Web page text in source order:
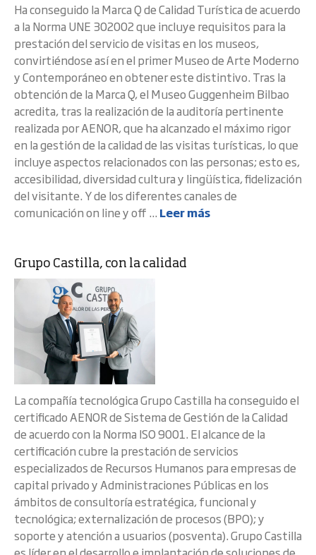
Ha conseguido la Marca Q de Calidad Turística de acuerdo
a la Norma UNE 302002 que incluye requisitos para la
prestación del servicio de visitas en los museos,
convirtiéndose así en el primer Museo de Arte Moderno
y Contemporáneo en obtener este distintivo. Tras la
obtención de la Marca Q, el Museo Guggenheim Bilbao
acredita, tras la realización de la auditoría pertinente
realizada por AENOR, que ha alcanzado el máximo rigor
en la gestión de la calidad de las visitas turísticas, lo que
incluye aspectos relacionados con las personas; esto es,
accesibilidad, diversidad cultura y lingüística, fidelización
del visitante. Y de los diferentes canales de
comunicación on line y off ... Leer más
Grupo Castilla, con la calidad
La compañía tecnológica Grupo Castilla ha conseguido el
certificado AENOR de Sistema de Gestión de la Calidad
de acuerdo con la Norma ISO 9001. El alcance de la
certificación cubre la prestación de servicios
especializados de Recursos Humanos para empresas de
capital privado y Administraciones Públicas en los
ámbitos de consultoría estratégica, funcional y
tecnológica; externalización de procesos (BPO); y
soporte y atención a usuarios (posventa). Grupo Castilla